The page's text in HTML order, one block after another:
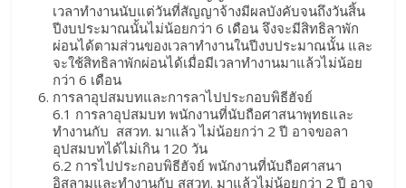
เวลาทำงานนับแต่วันที่สัญญาจ้างมีผลบังคับจนถึงวันสิ้น
ปีงบประมาณนั้นไม่น้อยกว่า 6 เดือน จึงจะมีสิทธิลาพัก
ผ่อนได้ตามส่วนของเวลาทำงานในปีงบประมาณนั้น และ
จะใช้สิทธิลาพักผ่อนได้เมื่อมีเวลาทำงานมาแล้วไม่น้อย
กว่า 6 เดือน
การลาอุปสมบทและการลาไปประกอบพิธีฮัจย์
6.1 การลาอุปสมบท พนักงานที่นับถือศาสนาพุทธและ
ทำงานกับ สสวท. มาแล้ว ไม่น้อยกว่า 2 ปี อาจขอลา
อุปสมบทได้ไม่เกิน 120 วัน
6.2 การไปประกอบพิธีฮัจย์ พนักงานที่นับถือศาสนา
อิสลามและทำงานกับ สสวท. มาแล้วไม่น้อยกว่า 2 ปี อาจ